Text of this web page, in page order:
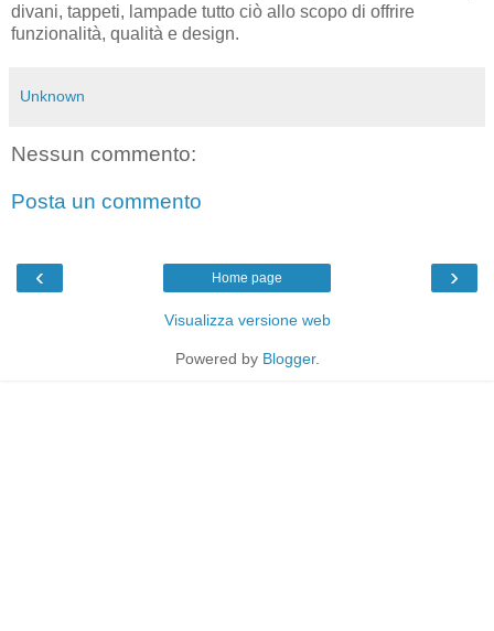
divani, tappeti, lampade tutto ciò allo scopo di offrire
funzionalità, qualità e design.
Unknown
Nessun commento:
Posta un commento
‹ ›
Home page
Visualizza versione web
Powered by Blogger.